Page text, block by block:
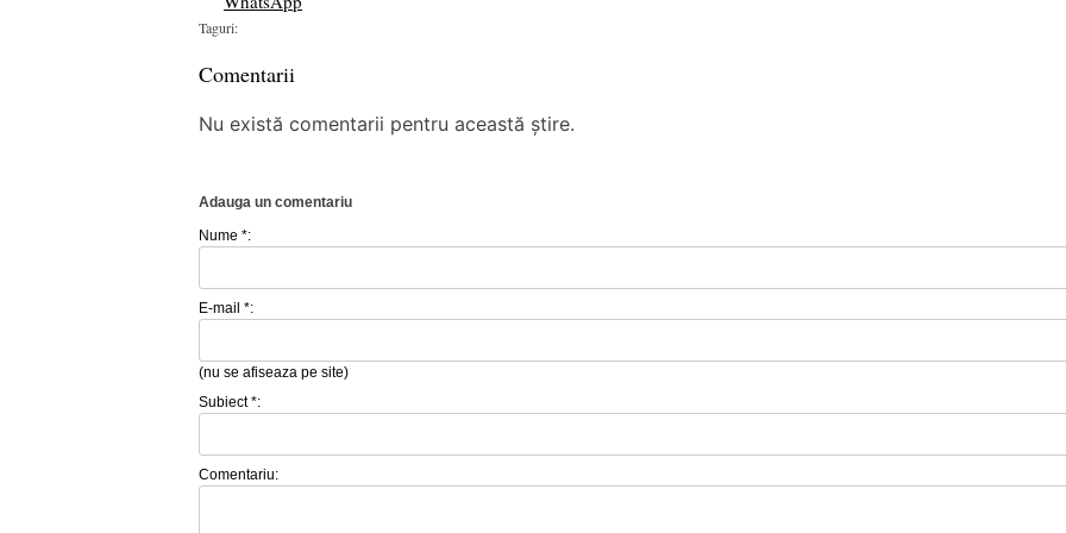
Taguri:
Comentarii
Nu există comentarii pentru această știre.
Adauga un comentariu
Nume *:
E-mail *:
(nu se afiseaza pe site)
Subiect *:
Comentariu: